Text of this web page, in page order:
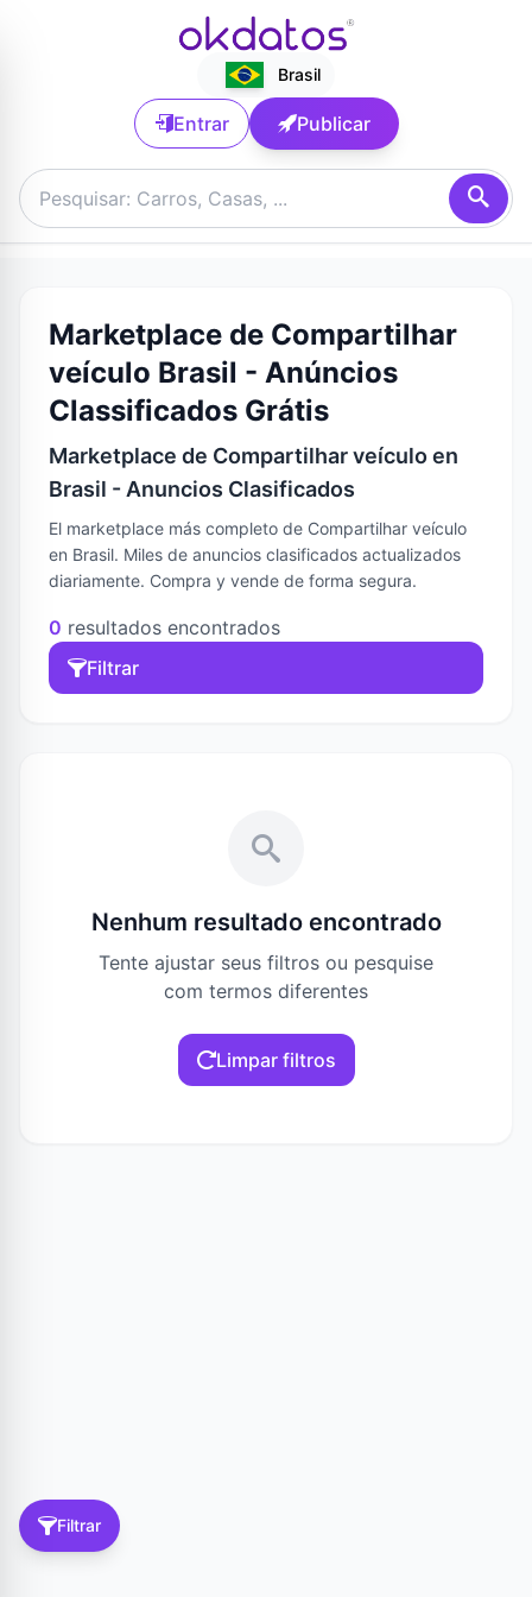
Filtrar
Brasil
Entrar Publicar
Marketplace de Compartilhar
veículo Brasil - Anúncios
Classificados Grátis
Marketplace de Compartilhar veículo en
Brasil - Anuncios Clasificados
El marketplace más completo de Compartilhar veículo
en Brasil. Miles de anuncios clasificados actualizados
diariamente. Compra y vende de forma segura.
0 resultados encontrados
Filtrar
Nenhum resultado encontrado
Tente ajustar seus filtros ou pesquise
com termos diferentes
Limpar filtros